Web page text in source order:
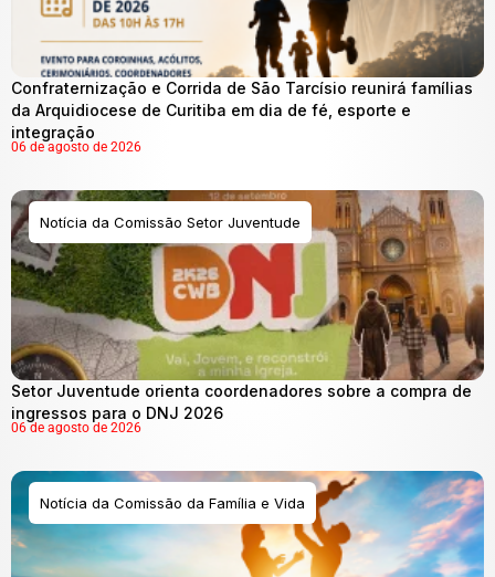
Confraternização e Corrida de São Tarcísio reunirá famílias
da Arquidiocese de Curitiba em dia de fé, esporte e
integração
06 de agosto de 2026
Notícia da Comissão Setor Juventude
Setor Juventude orienta coordenadores sobre a compra de
ingressos para o DNJ 2026
06 de agosto de 2026
Notícia da Comissão da Família e Vida